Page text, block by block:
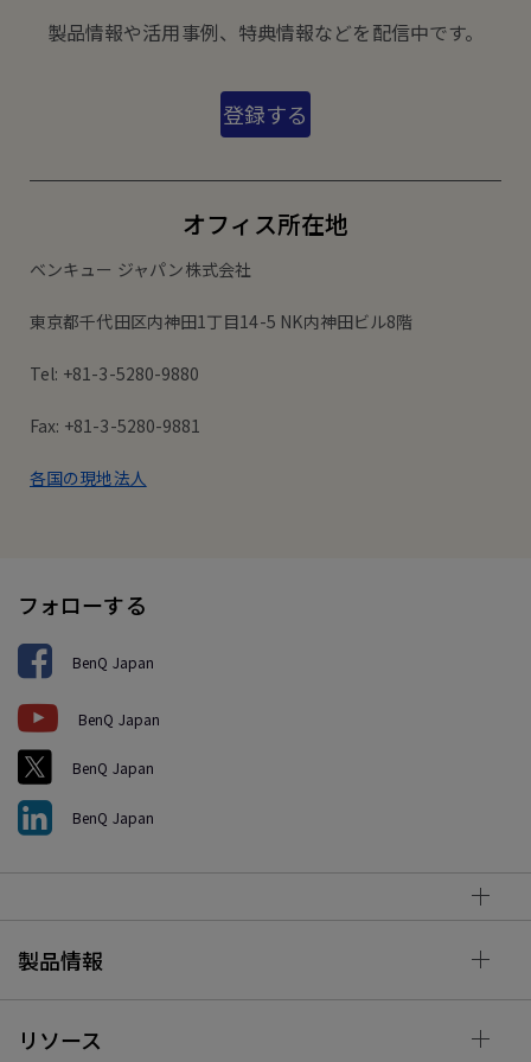
製品情報や活用事例、特典情報などを配信中です。
登録する
オフィス所在地
ベンキュー ジャパン株式会社
東京都千代田区内神田1丁目14-5 NK内神田ビル8階
Tel: +81-3-5280-9880
Fax: +81-3-5280-9881
各国の現地法人
フォローする
BenQ Japan
BenQ Japan
BenQ Japan
BenQ Japan
製品情報
リソース